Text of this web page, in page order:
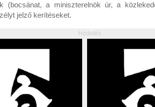
(bocsánat, a miniszterelnök úr, a
jelző kerítéseket.
Hírdetés